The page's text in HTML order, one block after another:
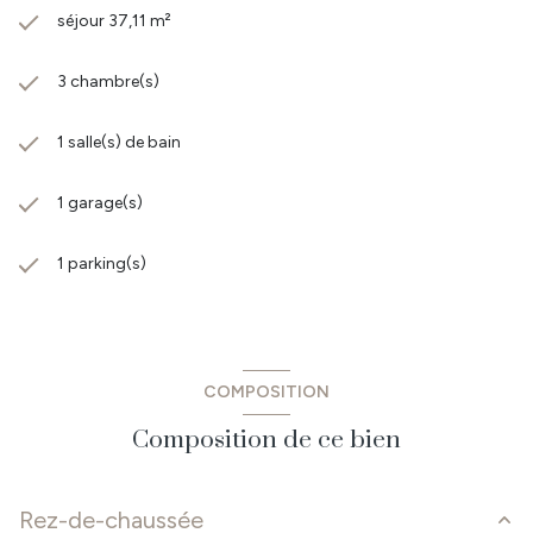
séjour 37,11 m²
3 chambre(s)
1 salle(s) de bain
1 garage(s)
1 parking(s)
COMPOSITION
Composition de ce bien
Rez-de-chaussée